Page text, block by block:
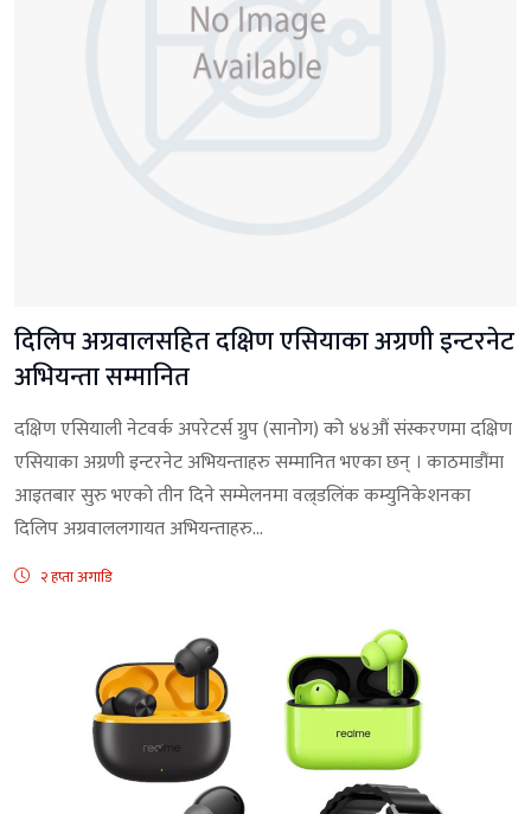
दिलिप अग्रवालसहित दक्षिण एसियाका अग्रणी इन्टरनेट
अभियन्ता सम्मानित
दक्षिण एसियाली नेटवर्क अपरेटर्स ग्रुप (सानोग) को ४४औं संस्करणमा दक्षिण
एसियाका अग्रणी इन्टरनेट अभियन्ताहरु सम्मानित भएका छन् । काठमाडौंमा
आइतबार सुरु भएको तीन दिने सम्मेलनमा वल्र्डलिंक कम्युनिकेशनका
दिलिप अग्रवाललगायत अभियन्ताहरु...
२ हप्ता अगाडि